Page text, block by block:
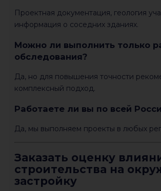
Проектная документация, геология
информация о соседних зданиях.
Можно ли выполнить только
обследования?
Да, но для повышения точности
комплексный подход.
Работаете ли вы по всей
Да, мы выполняем проекты в любых
Заказать оценку
строительства на
застройку